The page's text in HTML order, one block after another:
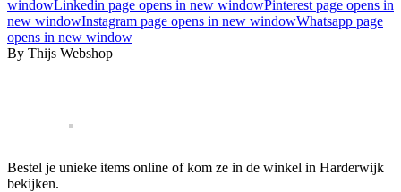
windowLinkedin page opens in new windowPinterest page opens in
new windowInstagram page opens in new windowWhatsapp page
opens in new window
By Thijs Webshop
Bestel je unieke items online of kom ze in de winkel in Harderwijk
bekijken.